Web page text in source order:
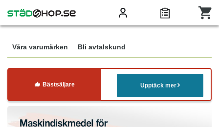
Våra varumärken Bli avtalskund
Bästsäljare Upptäck mer